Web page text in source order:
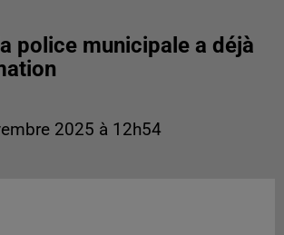
police municipale a déjà
2025 à 12h54